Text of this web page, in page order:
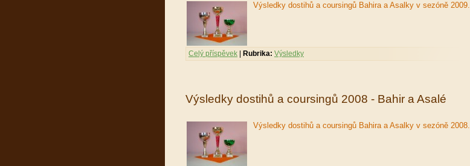
Výsledky dostihů a coursingů Bahira a Asalky v sezóně 2009.
Celý příspěvek Rubrika: Výsledky
Výsledky dostihů a coursingů 2008 - Bahir a Asalé
Výsledky dostihů a coursingů Bahira a Asalky v sezóně 2008.